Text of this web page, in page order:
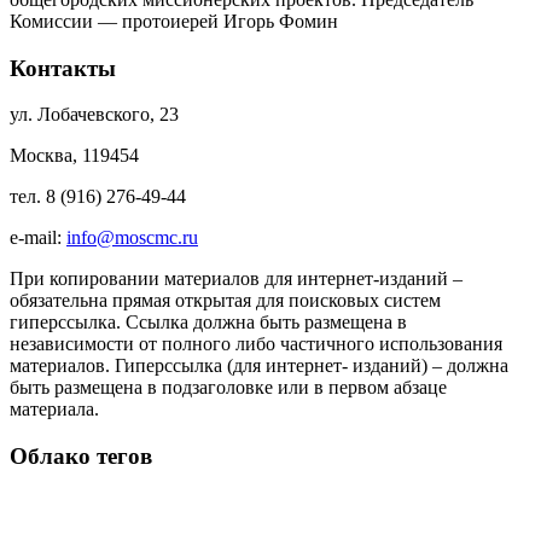
Комиссии — протоиерей Игорь Фомин
Контакты
ул. Лобачевского, 23
Москва, 119454
тел. 8 (916) 276-49-44
e-mail: info@moscmc.ru
При копировании материалов для интернет-изданий –
обязательна прямая открытая для поисковых систем
гиперссылка. Ссылка должна быть размещена в
независимости от полного либо частичного использования
материалов. Гиперссылка (для интернет- изданий) – должна
быть размещена в подзаголовке или в первом абзаце
материала.
Облако тегов